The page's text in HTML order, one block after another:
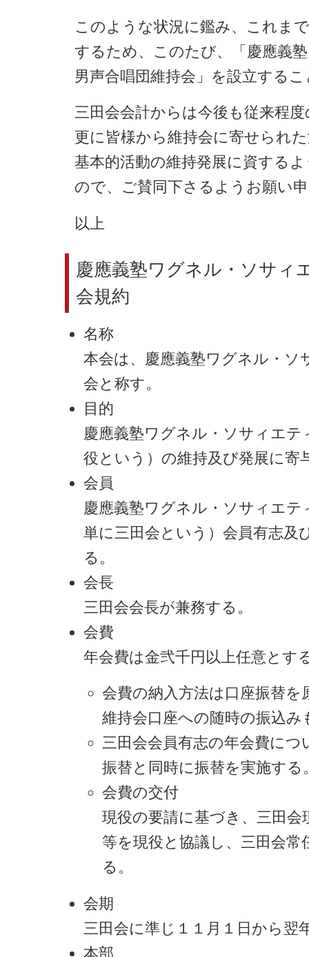
このような状況に鑑み、これま
するため、このたび、「慶應義
男声合唱団維持会」を設立する
三田会会計からは今後も従来程
更に皆様から維持会に寄せられ
基本的活動の維持発展に資する
ので、ご賛同下さるようお願い
以上
慶應義塾ワグネル・ソサィ
会規約
名称
本会は、慶應義塾ワグネル・ソ
会と称す。
目的
慶應義塾ワグネル・ソサィエテ
役という）の維持及び発展に寄
会員
慶應義塾ワグネル・ソサィエテ
単に三田会という）会員有志及
る。
会長
三田会会長が兼務する。
会費
年会費は金弐千円以上任意とす
会費の納入方法は口座振替
維持会口座への随時の振込
三田会会員有志の年会費に
振替と同時に振替を実施する
会費の交付
現役の要請に基づき、三田
等を現役と協議し、三田会
る。
会期
三田会に準じ１１月１日から翌
本部